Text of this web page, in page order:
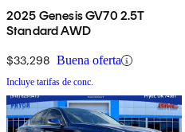
2025 Genesis GV70 2.5T
Standard AWD
$33,298 Buena oferta
Incluye tarifas de conc.